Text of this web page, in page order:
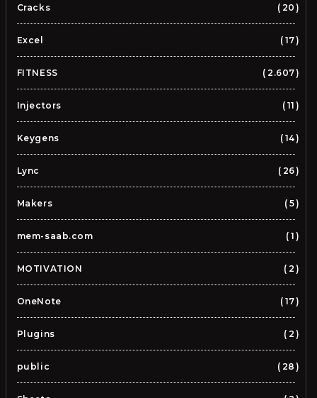
Cracks 20
Excel 17
FITNESS 2.607
Injectors 11
Keygens 14
Lync 26
Makers 5
mem-saab.com 1
MOTIVATION 2
OneNote 17
Plugins 2
public 28